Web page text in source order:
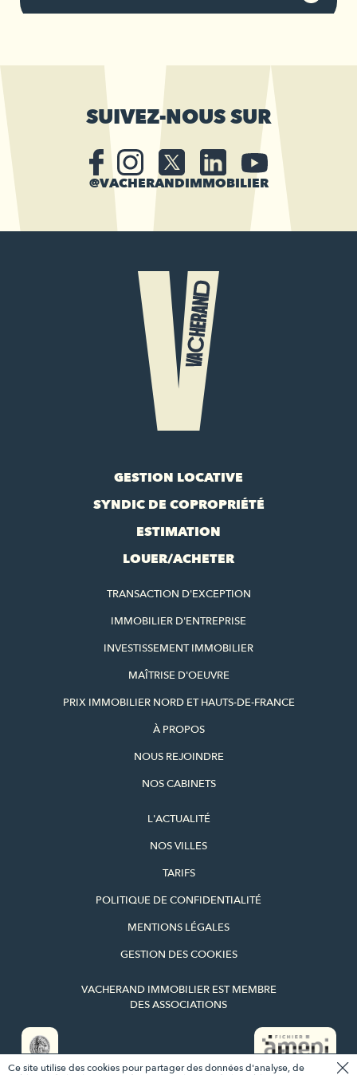
SUIVEZ-NOUS SUR
@VACHERANDIMMOBILIER
GESTION LOCATIVE
SYNDIC DE COPROPRIÉTÉ
ESTIMATION
LOUER/ACHETER
TRANSACTION D'EXCEPTION
IMMOBILIER D'ENTREPRISE
INVESTISSEMENT IMMOBILIER
MAÎTRISE D'OEUVRE
PRIX IMMOBILIER NORD ET HAUTS-DE-FRANCE
À PROPOS
NOUS REJOINDRE
NOS CABINETS
L'ACTUALITÉ
NOS VILLES
TARIFS
POLITIQUE DE CONFIDENTIALITÉ
MENTIONS LÉGALES
GESTION DES COOKIES
VACHERAND IMMOBILIER EST MEMBRE
DES ASSOCIATIONS
Ce site utilise des cookies pour partager des données d'analyse, de